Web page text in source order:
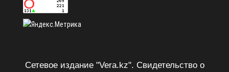
Сетевое издание "Vera.kz". Свидетельство о